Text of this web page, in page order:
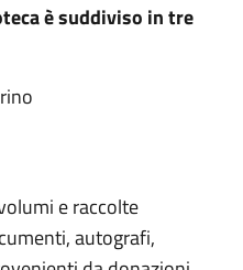
è suddiviso in tre
e raccolte
autografi,